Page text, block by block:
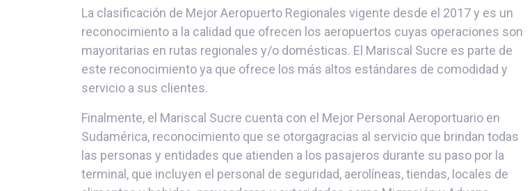
La clasificación de Mejor Aeropuerto Regionales vigente desde el 2017 y es un
reconocimiento a la calidad que ofrecen los aeropuertos cuyas operaciones son
mayoritarias en rutas regionales y/o domésticas. El Mariscal Sucre es parte de
este reconocimiento ya que ofrece los más altos estándares de comodidad y
servicio a sus clientes.
Finalmente, el Mariscal Sucre cuenta con el Mejor Personal Aeroportuario en
Sudamérica, reconocimiento que se otorgagracias al servicio que brindan todas
las personas y entidades que atienden a los pasajeros durante su paso por la
terminal, que incluyen el personal de seguridad, aerolíneas, tiendas, locales de